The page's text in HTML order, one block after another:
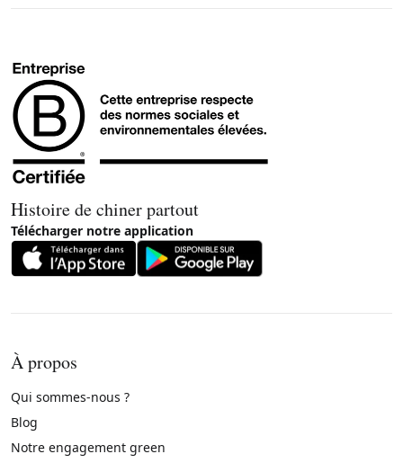
Histoire de chiner partout
Télécharger notre application
À propos
Qui sommes-nous ?
Blog
Notre engagement green